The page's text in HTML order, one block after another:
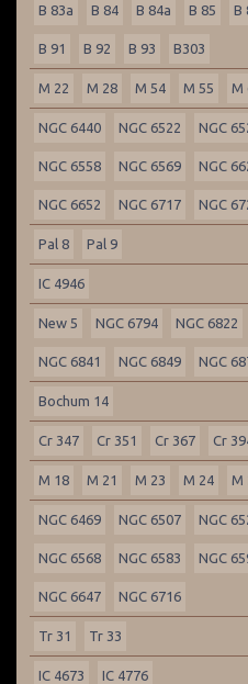
B 83a B 84 B 84a B 85 B
B 91 B 92 B 93 B303
M 22 M 28 M 54 M 55 M
NGC 6440 NGC 6522 NGC
NGC 6558 NGC 6569 NGC
NGC 6652 NGC 6717 NGC
Pal 8 Pal 9
IC 4946
New 5 NGC 6794 NGC 6822
NGC 6841 NGC 6849 NGC
Bochum 14
Cr 347 Cr 351 Cr 367 Cr
M 18 M 21 M 23 M 24 M
NGC 6469 NGC 6507 NGC
NGC 6568 NGC 6583 NGC
NGC 6647 NGC 6716
Tr 31 Tr 33
IC 4673 IC 4776